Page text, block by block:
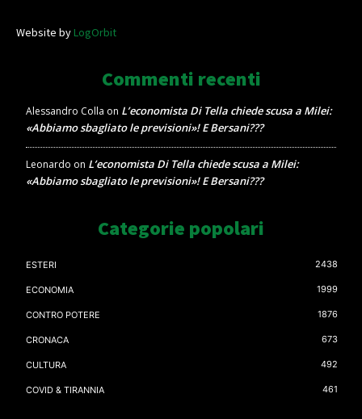
Website byLogOrbit
Commenti recenti
Alessandro Colla on L’economista Di Tella chiede scusa a Milei:
«Abbiamo sbagliato le previsioni»! E Bersani???
Leonardo on L’economista Di Tella chiede scusa a Milei:
«Abbiamo sbagliato le previsioni»! E Bersani???
Categorie popolari
ESTERI 2438
ECONOMIA 1999
CONTRO POTERE 1876
CRONACA 673
CULTURA 492
COVID & TIRANNIA 461